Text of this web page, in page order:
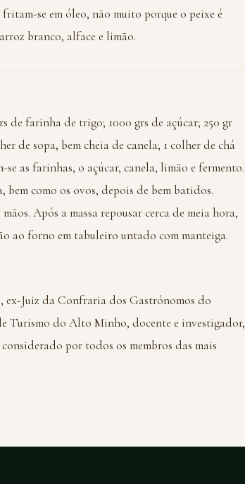
fritam-se em óleo, não muito porque o peixe é
branco, alface e limão.
de farinha de trigo; 1000 grs de açúcar; 250 gr
de sopa, bem cheia de canela; 1 colher de chá
as farinhas, o açúcar, canela, limão e fermento.
bem como os ovos, depois de bem batidos.
Após a massa repousar cerca de meia hora,
ao forno em tabuleiro untado com manteiga.
ex-Juiz da Confraria dos Gastrónomos do
Turismo do Alto Minho, docente e investigador,
por todos os membros das mais